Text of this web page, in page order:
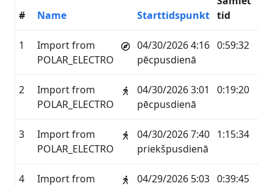
# Name Starttidspunkt tid
1
Import from
POLAR_ELECTRO
04/30/2026 4:16
pēcpusdienā
0:59:32
2
Import from
POLAR_ELECTRO
04/30/2026 3:01
pēcpusdienā
0:19:20
3
Import from
POLAR_ELECTRO
04/30/2026 7:40
priekšpusdienā
1:15:34
4
Import from
04/29/2026 5:03 0:39:45